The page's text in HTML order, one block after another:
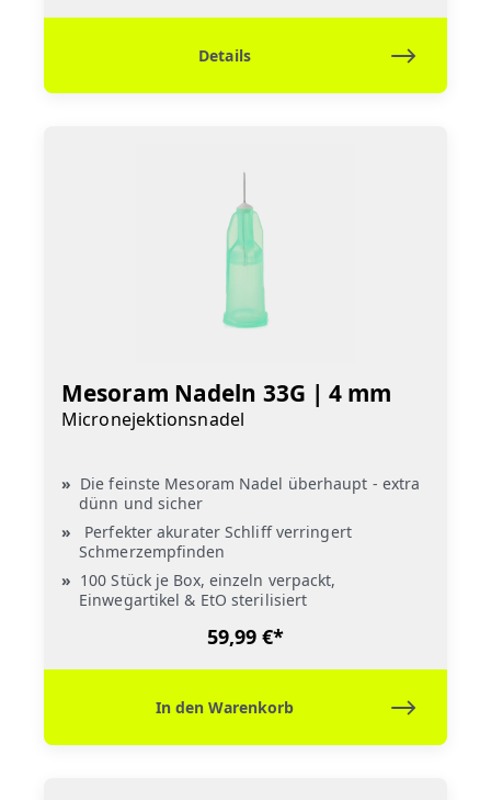
Details
Mesoram Nadeln 33G | 4 mm
Micronejektionsnadel
Die feinste Mesoram Nadel überhaupt - extra
dünn und sicher
Perfekter akurater Schliff verringert
Schmerzempfinden
100 Stück je Box, einzeln verpackt,
Einwegartikel & EtO sterilisiert
59,99 €*
In den Warenkorb